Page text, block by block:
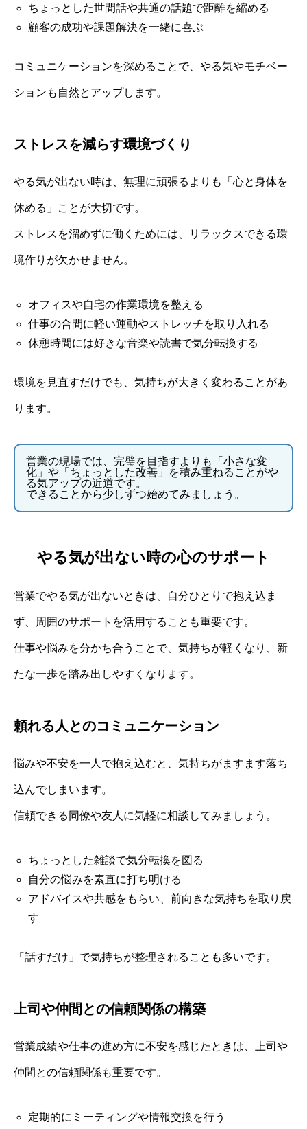
ちょっとした世間話や共通の話題で距離を縮める
顧客の成功や課題解決を一緒に喜ぶ
コミュニケーションを深めることで、やる気やモチベー
ションも自然とアップします。
ストレスを減らす環境づくり
やる気が出ない時は、無理に頑張るよりも「心と身体を
休める」ことが大切です。
ストレスを溜めずに働くためには、リラックスできる環
境作りが欠かせません。
オフィスや自宅の作業環境を整える
仕事の合間に軽い運動やストレッチを取り入れる
休憩時間には好きな音楽や読書で気分転換する
環境を見直すだけでも、気持ちが大きく変わることがあ
ります。
営業の現場では、完璧を目指すよりも「小さな変
化」や「ちょっとした改善」を積み重ねることがや
る気アップの近道です。
できることから少しずつ始めてみましょう。
やる気が出ない時の心のサポート
営業でやる気が出ないときは、自分ひとりで抱え込ま
ず、周囲のサポートを活用することも重要です。
仕事や悩みを分かち合うことで、気持ちが軽くなり、新
たな一歩を踏み出しやすくなります。
頼れる人とのコミュニケーション
悩みや不安を一人で抱え込むと、気持ちがますます落ち
込んでしまいます。
信頼できる同僚や友人に気軽に相談してみましょう。
ちょっとした雑談で気分転換を図る
自分の悩みを素直に打ち明ける
アドバイスや共感をもらい、前向きな気持ちを取り戻
す
「話すだけ」で気持ちが整理されることも多いです。
上司や仲間との信頼関係の構築
営業成績や仕事の進め方に不安を感じたときは、上司や
仲間との信頼関係も重要です。
定期的にミーティングや情報交換を行う